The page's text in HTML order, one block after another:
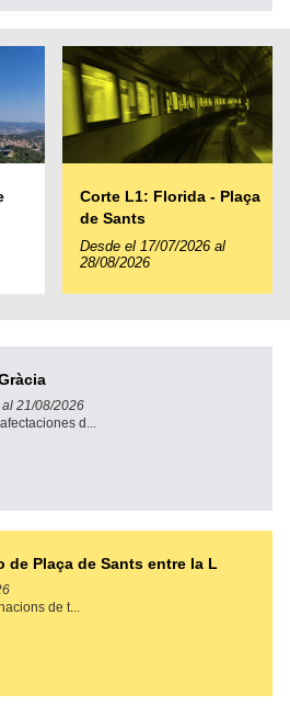
Corte L1: Florida - Plaça
de Sants
Desde el 17/07/2026 al
28/08/2026
21/08/2026
d...
de Plaça de Sants entre la L
de t...